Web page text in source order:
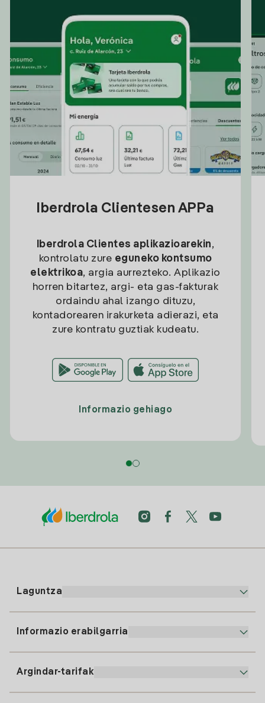
Iberdrola Clientesen APPa
Iberdrola Clientes aplikazioarekin,
kontrolatu zure eguneko kontsumo
elektrikoa, argia aurrezteko. Aplikazio
horren bitartez, argi- eta gas-fakturak
ordaindu ahal izango dituzu,
kontadorearen irakurketa adierazi, eta
zure kontratu guztiak kudeatu.
Informazio gehiago
Laguntza
Informazio erabilgarria
Argindar-tarifak